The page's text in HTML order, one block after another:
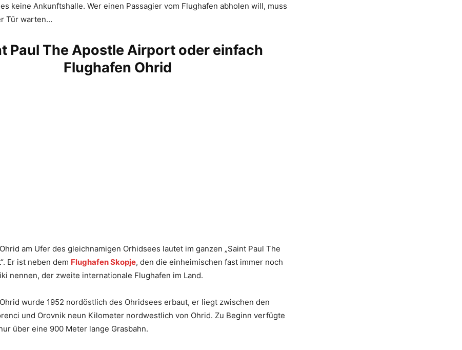
keine Ankunftshalle. Wer einen Passagier vom Flughafen abholen will, muss
Tür warten…
Paul The Apostle Airport oder einfach
Flughafen Ohrid
am Ufer des gleichnamigen Orhidsees lautet im ganzen „Saint Paul The
Er ist neben dem Flughafen Skopje, den die einheimischen fast immer noch
nennen, der zweite internationale Flughafen im Land.
wurde 1952 nordöstlich des Ohridsees erbaut, er liegt zwischen den
und Orovnik neun Kilometer nordwestlich von Ohrid. Zu Beginn verfügte
über eine 900 Meter lange Grasbahn.